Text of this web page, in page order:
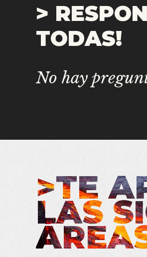
>
TODAS!
No hay
>TE
LAS